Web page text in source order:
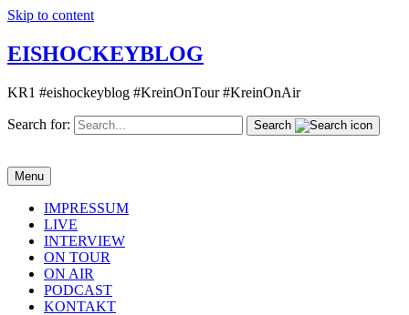
Skip to content
EISHOCKEYBLOG
KR1 #eishockeyblog #KreinOnTour #KreinOnAir
Search for: Search
Menu
IMPRESSUM
LIVE
INTERVIEW
ON TOUR
ON AIR
PODCAST
KONTAKT